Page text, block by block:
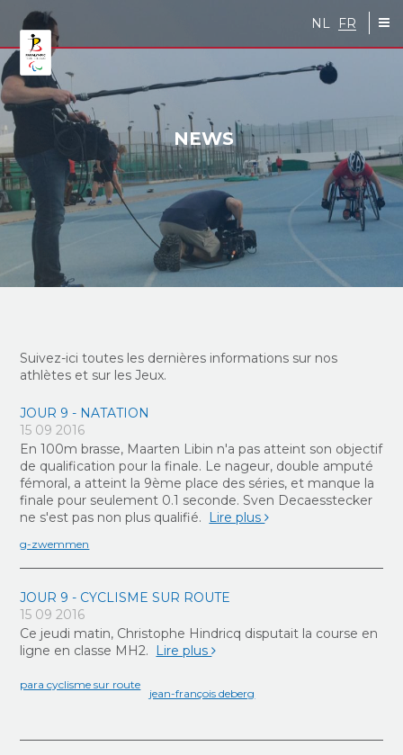
Skip to main content
NL FR
NEWS
Suivez-ici toutes les dernières informations sur nos
athlètes et sur les Jeux.
JOUR 9 - NATATION
15 09 2016
En 100m brasse, Maarten Libin n'a pas atteint son objectif
de qualification pour la finale. Le nageur, double amputé
fémoral, a atteint la 9ème place des séries, et manque la
finale pour seulement 0.1 seconde. Sven Decaesstecker
ne s'est pas non plus qualifié.
Lire plus
g-zwemmen
JOUR 9 - CYCLISME SUR ROUTE
15 09 2016
Ce jeudi matin, Christophe Hindricq disputait la course en
ligne en classe MH2. Lire plus
para cyclisme sur route
jean-françois deberg